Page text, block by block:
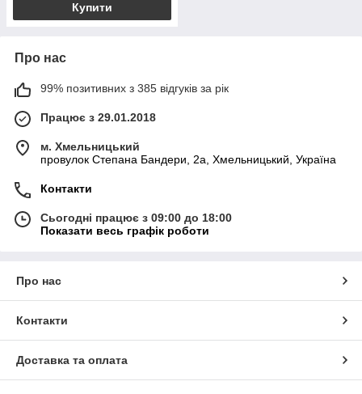
Купити
Про нас
99% позитивних з 385 відгуків за рік
Працює з 29.01.2018
м. Хмельницький
провулок Степана Бандери, 2a, Хмельницький, Україна
Контакти
Сьогодні працює з 09:00 до 18:00
Показати весь графік роботи
Про нас
Контакти
Доставка та оплата